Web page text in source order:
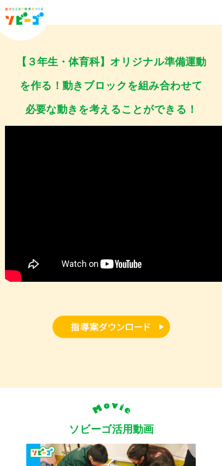
【３年生・体育科】オリジナル準備運動
を作る！動きブロックを組み合わせて
必要な動きを考えることができる！
ソビーゴ活用動画